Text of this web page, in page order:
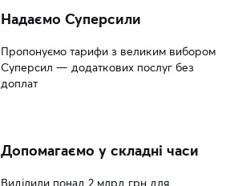
Надаємо Суперсили
Пропонуємо тарифи з великим вибором
Суперсил — додаткових послуг без
доплат
Допомагаємо у складні часи
Виділили понад 2 млрд грн для